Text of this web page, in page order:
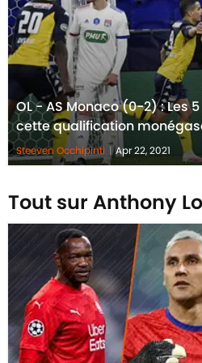
OL - AS Monaco (0-2) : Les
cette qualification
Steeven Occhipinti | Apr 22, 2021
Tout sur Anthony